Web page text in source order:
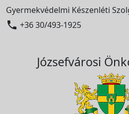
Gyermekvédelmi Készenléti
 +36 30/493-1925
Józsefvárosi